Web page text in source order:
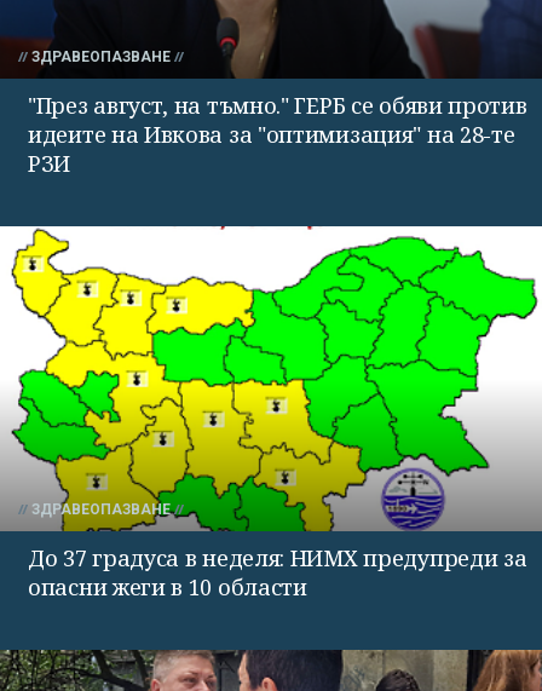
ЗДРАВЕОПАЗВАНЕ
"През август, на тъмно." ГЕРБ се обяви против
идеите на Ивкова за "оптимизация" на 28-те
РЗИ
ЗДРАВЕОПАЗВАНЕ
До 37 градуса в неделя: НИМХ предупреди за
опасни жеги в 10 области